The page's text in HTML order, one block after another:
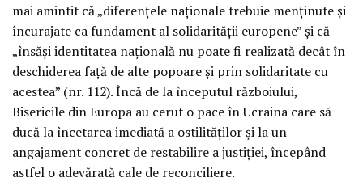
mai amintit că „diferențele naționale trebuie menținute și
încurajate ca fundament al solidarității europene” și că
„însăși identitatea națională nu poate fi realizată decât în
deschiderea față de alte popoare și prin solidaritate cu
acestea” (nr. 112). Încă de la începutul războiului,
Bisericile din Europa au cerut o pace în Ucraina care să
ducă la încetarea imediată a ostilităților și la un
angajament concret de restabilire a justiției, începând
astfel o adevărată cale de reconciliere.